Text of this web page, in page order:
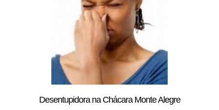
Desentupidora na Chácara Monte Alegre